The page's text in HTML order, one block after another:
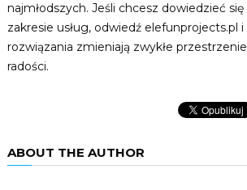
najmłodszych. Jeśli chcesz dowiedzieć
zakresie usług, odwiedź elefunprojects.pl
rozwiązania zmieniają zwykłe
radości.
ABOUT THE AUTHOR